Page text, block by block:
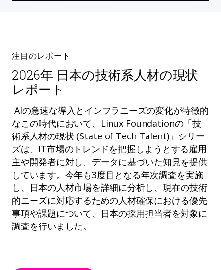
注目のレポート
2026年 日本の技術系人材の現状
レポート
AIの急速な導入とインフラニーズの変化が特徴的
なこの時代において、Linux Foundationの「技
術系人材の現状 (State of Tech Talent)」シリー
ズは、IT市場のトレンドを把握しようとする雇用
主や開発者に対し、データに基づいた知見を提供
しています。今年も3度目となる年次調査を実施
し、日本の人材市場を詳細に分析し、現在の技術
的ニーズに対応するための人材確保における優先
事項や課題について、日本の採用担当者を対象に
調査を行いました。